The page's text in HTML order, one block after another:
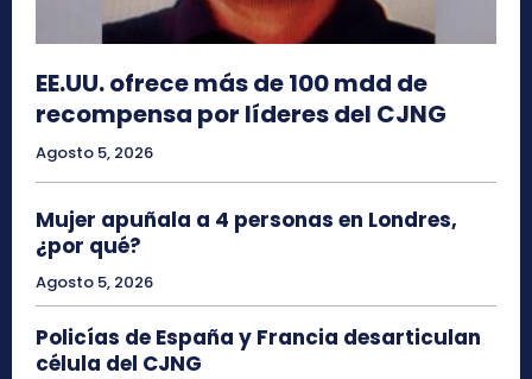
EE.UU. ofrece más de 100 mdd de
recompensa por líderes del CJNG
Agosto 5, 2026
Mujer apuñala a 4 personas en Londres,
¿por qué?
Agosto 5, 2026
Policías de España y Francia desarticulan
célula del CJNG